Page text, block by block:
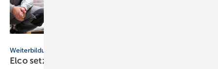
Weiterbildung
Elco setzt auf regio­nale